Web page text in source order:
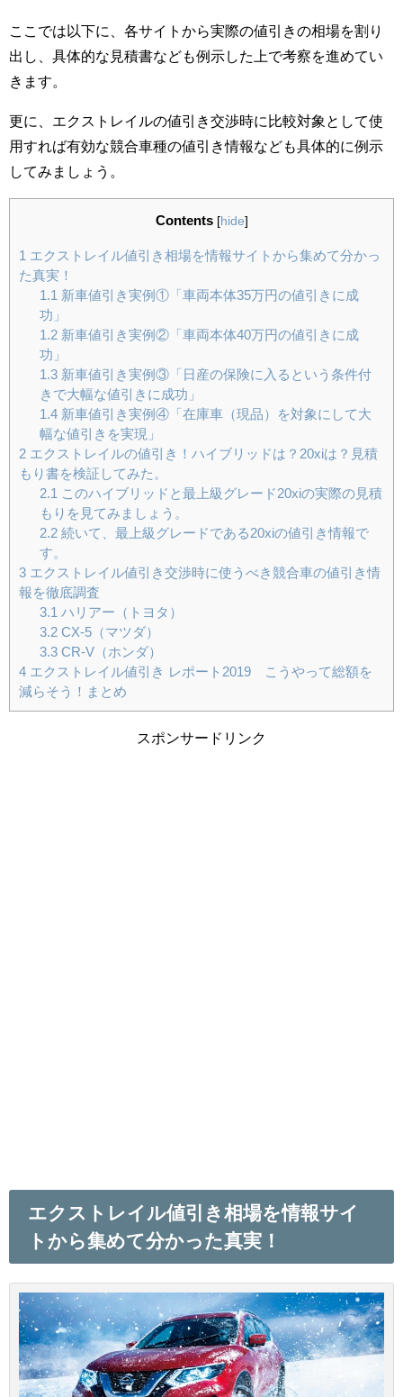
ここでは以下に、各サイトから実際の値引きの相場を割り
出し、具体的な見積書なども例示した上で考察を進めてい
きます。
更に、エクストレイルの値引き交渉時に比較対象として使
用すれば有効な競合車種の値引き情報なども具体的に例示
してみましょう。
Contents [hide]
1 エクストレイル値引き相場を情報サイトから集めて分かっ
た真実！
1.1 新車値引き実例①「車両本体35万円の値引きに成
功」
1.2新車値引き実例②「車両本体40万円の値引きに成
功」
1.3新車値引き実例③「日産の保険に入るという条件付
きで大幅な値引きに成功」
1.4新車値引き実例④「在庫車（現品）を対象にして大
幅な値引きを実現」
2 エクストレイルの値引き！ハイブリッドは？20xiは？見積
もり書を検証してみた。
2.1
このハイブリッドと最上級グレード20xiの実際の見積
もりを見てみましょう。
2.2続いて、最上級グレードである20xiの値引き情報で
す。
3 エクストレイル値引き交渉時に使うべき競合車の値引き情
報を徹底調査
3.1 ハリアー（トヨタ）
3.2CX-5（マツダ）
3.3CR-V（ホンダ）
4 エクストレイル値引き レポート2019 こうやって総額を
減らそう！まとめ
スポンサードリンク
エクストレイル値引き相場を情報サイ
トから集めて分かった真実！